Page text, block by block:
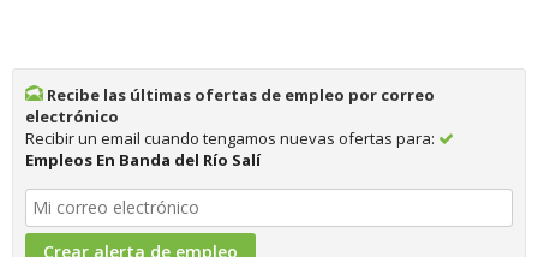
Recibe las últimas ofertas de empleo por correo
electrónico
Recibir un email cuando tengamos nuevas ofertas para:
Empleos En Banda del Río Salí